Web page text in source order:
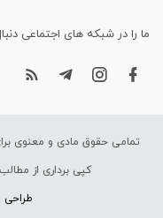
ما را در شبکه های اجتماعی
تمامی حقوق مادی و معنوی
کپی برداری از
طراحی